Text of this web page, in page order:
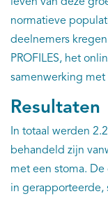
normatieve
deelnemers
PROFILES, het
samenwerking
Resultaten
In totaal werden
behandeld zijn
met een stoma.
in gerapporteerde,